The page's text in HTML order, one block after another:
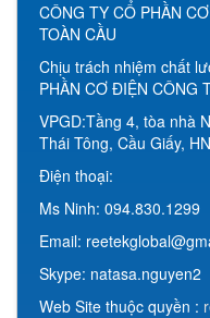
CÔNG TY CỔ PHẦN
TOÀN CẦU
Chịu trách nhiệm chất
PHẦN CƠ ĐIỆN CÔNG
VPGD:Tầng 4, tòa nhà
Thái Tông, Cầu Giấy, HN
Điện thoại:
Ms Ninh: 094.830.1299
Email:
Skype: natasa.nguyen2
Web Site thuộc quyền :